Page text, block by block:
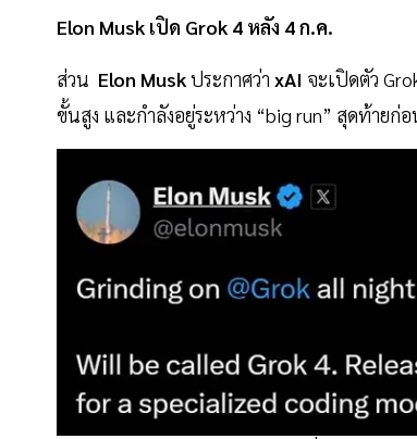
Elon Musk เปิด Grok 4 หลัง 4 ก.ค.
ส่วน Elon Muskประกาศว่า xAI จะเปิดตัว
ขั้นสูง และกำลังอยู่ระหว่าง “big run” สุดท้ายก่